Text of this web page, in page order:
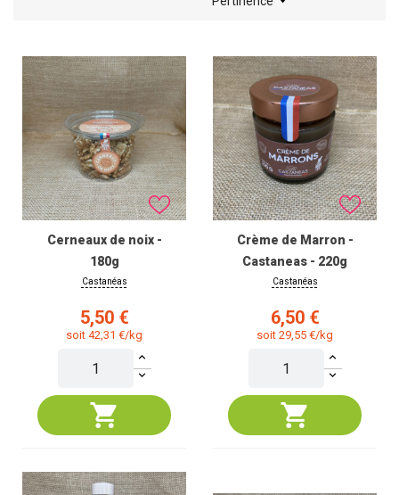
Cerneaux de noix -
180g
Castanéas
Prix
5,50 €
soit 42,31 €/kg
Crème de Marron -
Castaneas - 220g
Castanéas
Prix
6,50 €
soit 29,55 €/kg